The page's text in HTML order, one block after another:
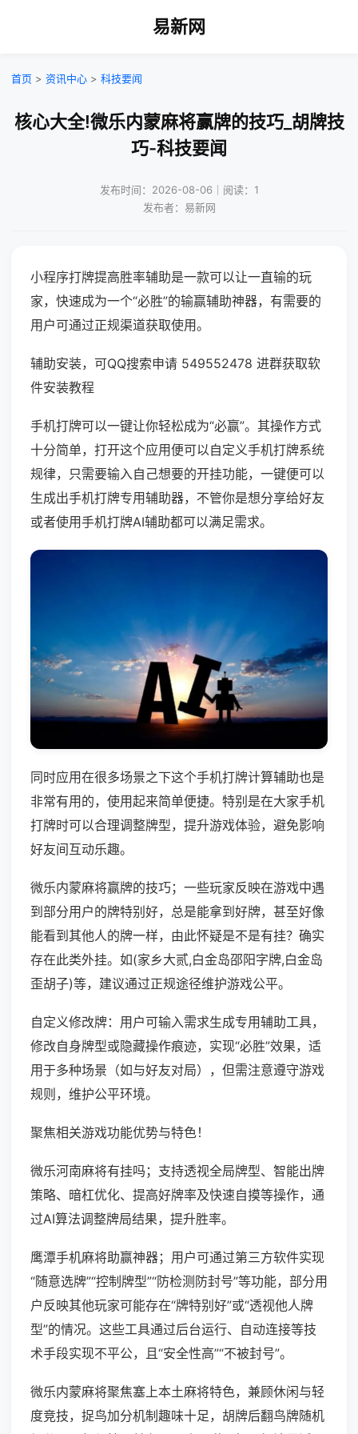
易新网
首页 > 资讯中心 > 科技要闻
核心大全!微乐内蒙麻将赢牌的技巧_胡牌技
巧-科技要闻
发布时间：2026-08-06｜阅读：1
发布者：易新网
小程序打牌提高胜率辅助是一款可以让一直输的玩
家，快速成为一个“必胜”的输赢辅助神器，有需要的
用户可通过正规渠道获取使用。
辅助安装，可QQ搜索申请 549552478 进群获取软
件安装教程
手机打牌可以一键让你轻松成为“必赢”。其操作方式
十分简单，打开这个应用便可以自定义手机打牌系统
规律，只需要输入自己想要的开挂功能，一键便可以
生成出手机打牌专用辅助器，不管你是想分享给好友
或者使用手机打牌AI辅助都可以满足需求。
同时应用在很多场景之下这个手机打牌计算辅助也是
非常有用的，使用起来简单便捷。特别是在大家手机
打牌时可以合理调整牌型，提升游戏体验，避免影响
好友间互动乐趣。
微乐内蒙麻将赢牌的技巧；一些玩家反映在游戏中遇
到部分用户的牌特别好，总是能拿到好牌，甚至好像
能看到其他人的牌一样，由此怀疑是不是有挂？确实
存在此类外挂。如(家乡大贰,白金岛邵阳字牌,白金岛
歪胡子)等，建议通过正规途径维护游戏公平。
自定义修改牌：用户可输入需求生成专用辅助工具，
修改自身牌型或隐藏操作痕迹，实现“必胜”效果，适
用于多种场景（如与好友对局），但需注意遵守游戏
规则，维护公平环境。
聚焦相关游戏功能优势与特色！
微乐河南麻将有挂吗；支持透视全局牌型、智能出牌
策略、暗杠优化、提高好牌率及快速自摸等操作，通
过AI算法调整牌局结果，提升胜率。
鹰潭手机麻将助赢神器；用户可通过第三方软件实现
“随意选牌”“控制牌型”“防检测防封号”等功能，部分用
户反映其他玩家可能存在“牌特别好”或“透视他人牌
型”的情况。这些工具通过后台运行、自动连接等技
术手段实现不平公，且“安全性高”“不被封号”。
微乐内蒙麻将聚焦塞上本土麻将特色，兼顾休闲与轻
度竞技，捉鸟加分机制趣味十足，胡牌后翻鸟牌随机